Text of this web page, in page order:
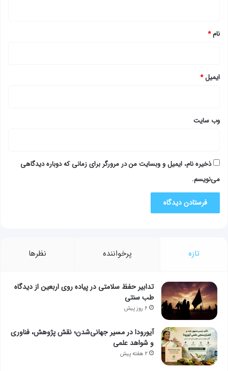
نام*
ایمیل*
وب‌ سایت
ذخیره نام، ایمیل و وبسایت من در مرورگر برای زمانی که دوباره دیدگاهی
می‌نویسم.
تازه پرخواننده نظرها
تدابیر حفظ سلامتی در پیاده روی اربعین از دیدگاه
طب سنتی
۶ روز پیش
آیورودا در مسیر جهانی‌شدن؛ نقش پژوهش، فناوری
و شواهد علمی
۲ هفته پیش